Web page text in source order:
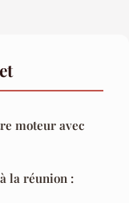
moteur avec
la réunion :